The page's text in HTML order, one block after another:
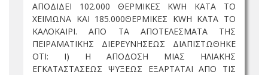
ΑΠΟΔΙΔΕΙ 102.000 ΘΕΡΜΙΚΕΣ KWH ΚΑΤΑ ΤΟ
ΧΕΙΜΩΝΑ ΚΑΙ 185.000ΘΕΡΜΙΚΕΣ KWH ΚΑΤΑ ΤΟ
ΚΑΛΟΚΑΙΡΙ. ΑΠΟ ΤΑ ΑΠΟΤΕΛΕΣΜΑΤΑ ΤΗΣ
ΠΕΙΡΑΜΑΤΙΚΗΣ ΔΙΕΡΕΥΝΗΣΕΩΣ ΔΙΑΠΙΣΤΩΘΗΚΕ
ΟΤΙ: Ι) Η ΑΠΟΔΟΣΗ ΜΙΑΣ ΗΛΙΑΚΗΣ
ΕΓΚΑΤΑΣΤΑΣΕΩΣ ΨΥΞΕΩΣ ΕΞΑΡΤΑΤΑΙ ΑΠΟ ΤΙΣ